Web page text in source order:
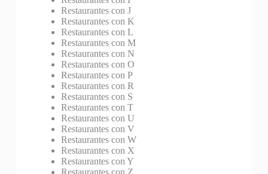
Restaurantes con J
Restaurantes con K
Restaurantes con L
Restaurantes con M
Restaurantes con N
Restaurantes con O
Restaurantes con P
Restaurantes con R
Restaurantes con S
Restaurantes con T
Restaurantes con U
Restaurantes con V
Restaurantes con W
Restaurantes con X
Restaurantes con Y
Restaurantes con Z